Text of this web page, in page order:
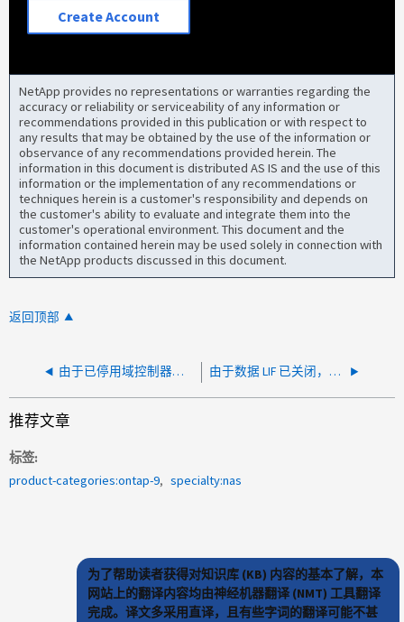
Create Account
NetApp provides no representations or warranties regarding the
accuracy or reliability or serviceability of any information or
recommendations provided in this publication or with respect to
any results that may be obtained by the use of the information or
observance of any recommendations provided herein. The
information in this document is distributed AS IS and the use of this
information or the implementation of any recommendations or
techniques herein is a customer's responsibility and depends on
the customer's ability to evaluate and integrate them into the
customer's operational environment. This document and the
information contained herein may be used solely in connection with
the NetApp products discussed in this document.
返回顶部
由于已停用域控制器，无法访问 SMB 共享 由于数据 LIF 已关闭，无法访问 SMB 共享
推荐文章
标签
product-categories:ontap-9
specialty:nas
为了帮助读者获得对知识库 (KB) 内容的基本了解，本
网站上的翻译内容均由神经机器翻译 (NMT) 工具翻译
完成。译文多采用直译，且有些字词的翻译可能不甚